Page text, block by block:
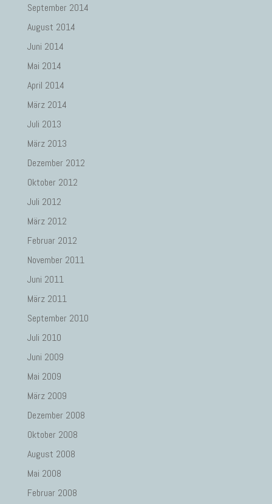
September 2014
August 2014
Juni 2014
Mai 2014
April 2014
März 2014
Juli 2013
März 2013
Dezember 2012
Oktober 2012
Juli 2012
März 2012
Februar 2012
November 2011
Juni 2011
März 2011
September 2010
Juli 2010
Juni 2009
Mai 2009
März 2009
Dezember 2008
Oktober 2008
August 2008
Mai 2008
Februar 2008